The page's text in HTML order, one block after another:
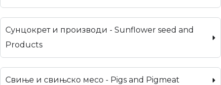
Сунцокрет и производи - Sunflower seed and
Products
Свиње и свињско месо - Pigs and Pigmeat